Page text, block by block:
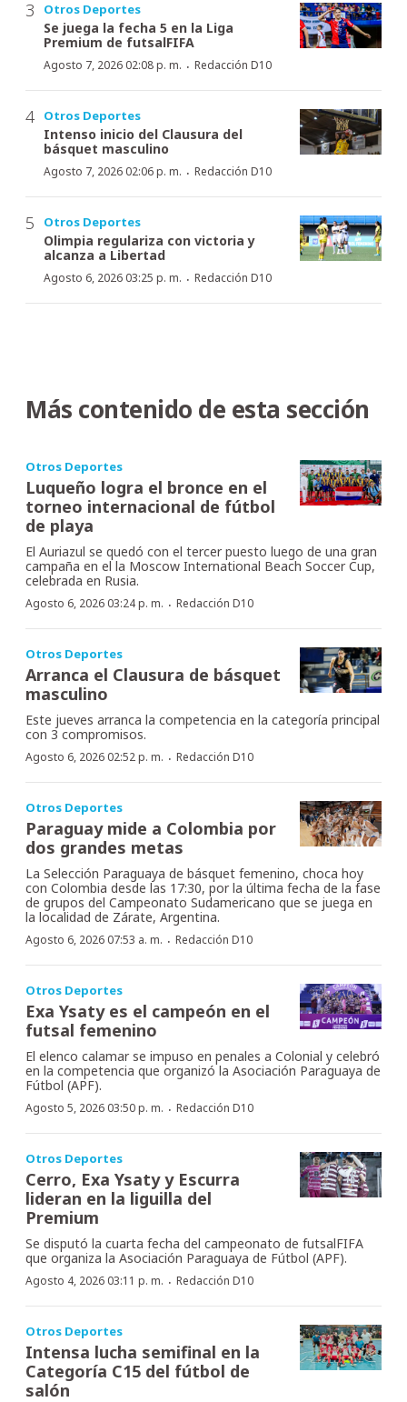
Otros Deportes
Se juega la fecha 5 en la Liga
Premium de futsalFIFA
Agosto 7, 2026 02:08 p. m. · Redacción D10
Otros Deportes
Intenso inicio del Clausura del
básquet masculino
Agosto 7, 2026 02:06 p. m. · Redacción D10
Otros Deportes
Olimpia regulariza con victoria y
alcanza a Libertad
Agosto 6, 2026 03:25 p. m. · Redacción D10
Más contenido de esta sección
Otros Deportes
Luqueño logra el bronce en el
torneo internacional de fútbol
de playa
El Auriazul se quedó con el tercer puesto luego de una gran
campaña en el la Moscow International Beach Soccer Cup,
celebrada en Rusia.
Agosto 6, 2026 03:24 p. m. · Redacción D10
Otros Deportes
Arranca el Clausura de básquet
masculino
Este jueves arranca la competencia en la categoría principal
con 3 compromisos.
Agosto 6, 2026 02:52 p. m. · Redacción D10
Otros Deportes
Paraguay mide a Colombia por
dos grandes metas
La Selección Paraguaya de básquet femenino, choca hoy
con Colombia desde las 17:30, por la última fecha de la fase
de grupos del Campeonato Sudamericano que se juega en
la localidad de Zárate, Argentina.
Agosto 6, 2026 07:53 a. m. · Redacción D10
Otros Deportes
Exa Ysaty es el campeón en el
futsal femenino
El elenco calamar se impuso en penales a Colonial y celebró
en la competencia que organizó la Asociación Paraguaya de
Fútbol (APF).
Agosto 5, 2026 03:50 p. m. · Redacción D10
Otros Deportes
Cerro, Exa Ysaty y Escurra
lideran en la liguilla del
Premium
Se disputó la cuarta fecha del campeonato de futsalFIFA
que organiza la Asociación Paraguaya de Fútbol (APF).
Agosto 4, 2026 03:11 p. m. · Redacción D10
Otros Deportes
Intensa lucha semifinal en la
Categoría C15 del fútbol de
salón